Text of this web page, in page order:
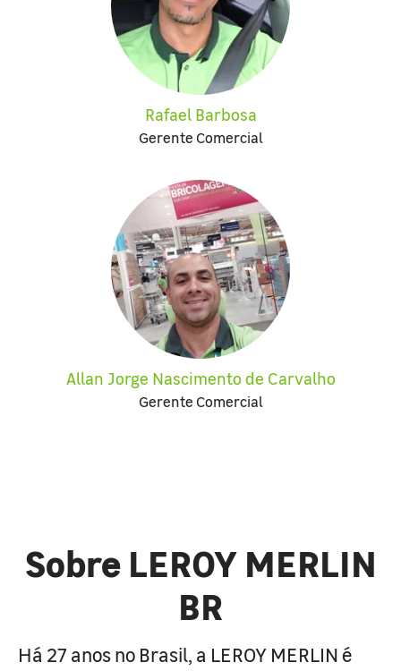
Rafael Barbosa
Gerente Comercial
Allan Jorge Nascimento de Carvalho
Gerente Comercial
Sobre LEROY MERLIN
BR
Há 27 anos no Brasil, a LEROY MERLIN é